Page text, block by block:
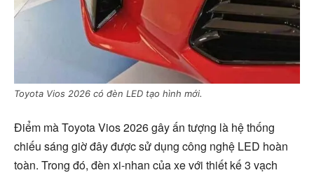
Toyota Vios 2026 có đèn LED tạo hình mới.
Điểm mà Toyota Vios 2026 gây ấn tượng là hệ thống
chiếu sáng giờ đây được sử dụng công nghệ LED hoàn
toàn. Trong đó, đèn xi-nhan của xe với thiết kế 3 vạch